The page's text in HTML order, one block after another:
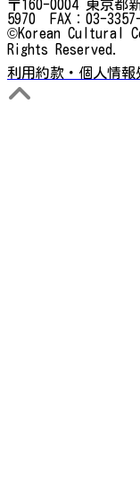
〒160-0004 東京都
5970 FAX：03-
©Korean Cultural
Rights Reserved.
利用約款・個人情報